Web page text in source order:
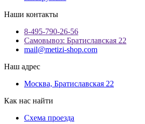
Наши контакты
8-495-790-26-56
Самовывоз: Братиславская 22
mail@metizi-shop.com
Наш адрес
Москва, Братиславская 22
Как нас найти
Схема проезда